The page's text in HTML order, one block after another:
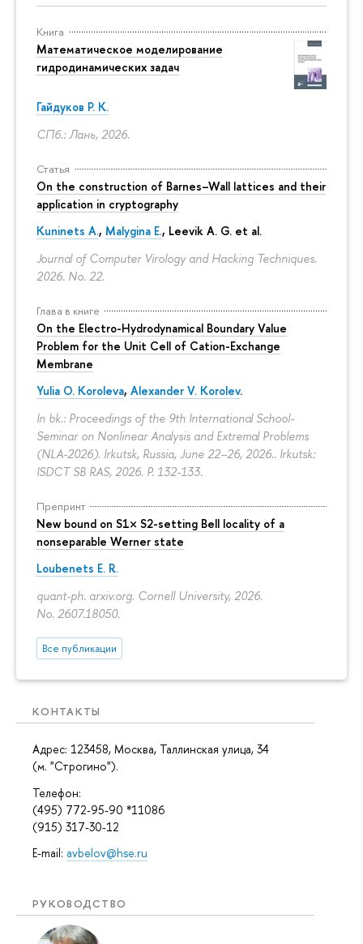
Книга
Математическое моделирование
гидродинамических задач
Гайдуков Р. К.
СПб.: Лань, 2026.
Статья
On the construction of Barnes–Wall lattices and their
application in cryptography
Kuninets A., Malygina E., Leevik A. G. et al.
Journal of Computer Virology and Hacking Techniques.
2026. No. 22.
Глава в книге
On the Electro-Hydrodynamical Boundary Value
Problem for the Unit Cell of Cation-Exchange
Membrane
Yulia O. Koroleva, Alexander V. Korolev.
In bk.: Proceedings of the 9th International School-
Seminar on Nonlinear Analysis and Extremal Problems
(NLA-2026). Irkutsk, Russia, June 22–26, 2026.. Irkutsk:
ISDCT SB RAS, 2026. P. 132-133.
Препринт
New bound on S1× S2-setting Bell locality of a
nonseparable Werner state
Loubenets E. R.
quant-ph. arxiv.org. Cornell University, 2026.
No. 2607.18050.
Все публикации
КОНТАКТЫ
Адрес: 123458, Москва, Таллинская улица, 34
(м. "Строгино").
Телефон:
(495) 772-95-90 *11086
(915) 317-30-12
E-mail: avbelov@hse.ru
РУКОВОДСТВО